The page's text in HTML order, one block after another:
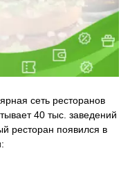
сеть ресторанов
40 тыс. заведений
ресторан появился в